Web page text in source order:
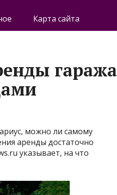
Карта сайта
гаража
можно ли самому
аренды достаточно
указывает, на что